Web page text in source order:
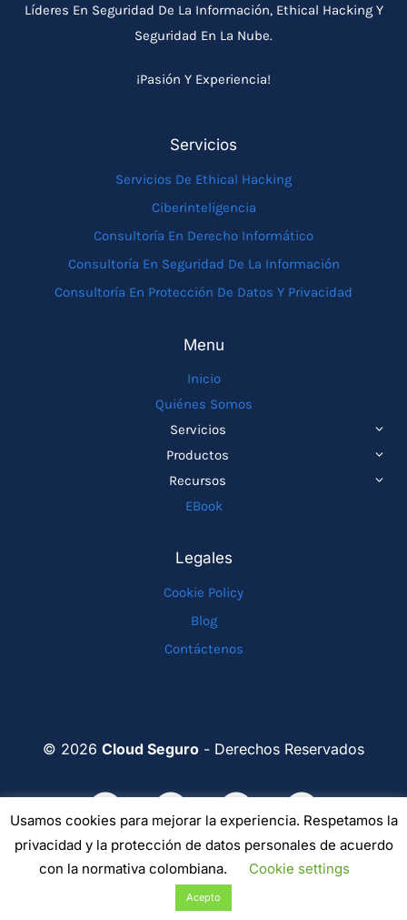
Líderes En Seguridad De La Información, Ethical Hacking Y
Seguridad En La Nube.
¡Pasión Y Experiencia!
Servicios
Servicios De Ethical Hacking
Ciberinteligencia
Consultoría En Derecho Informático
Consultoría En Seguridad De La Información
Consultoría En Protección De Datos Y Privacidad
Menu
Inicio
Quiénes Somos
Servicios
HIJO
Productos
HIJO
Recursos
EBook
Legales
Cookie Policy
Blog
Contáctenos
© 2026 Cloud Seguro - Derechos Reservados
Usamos cookies para mejorar la experiencia. Respetamos la
privacidad y la protección de datos personales de acuerdo
con la normativa colombiana.
Cookie settings
Acepto